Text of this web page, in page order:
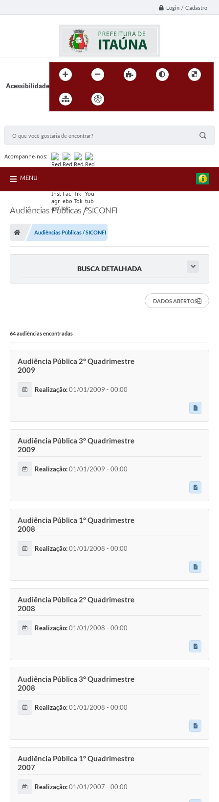
Login / Cadastro
Acessibilidade
Acompanhe-nos:
MENU
Audiências Públicas / SICONFI
Audiências Públicas / SICONFI
BUSCA DETALHADA
DADOS ABERTOS
64 audiências encontradas
Audiência Pública 2° Quadrimestre
2009
Realização:01/01/2009 - 00:00
Audiência Pública 3° Quadrimestre
2009
Realização:01/01/2009 - 00:00
Audiência Pública 1° Quadrimestre
2008
Realização:01/01/2008 - 00:00
Audiência Pública 2° Quadrimestre
2008
Realização:01/01/2008 - 00:00
Audiência Pública 3° Quadrimestre
2008
Realização:01/01/2008 - 00:00
Audiência Pública 1° Quadrimestre
2007
Realização:01/01/2007 - 00:00